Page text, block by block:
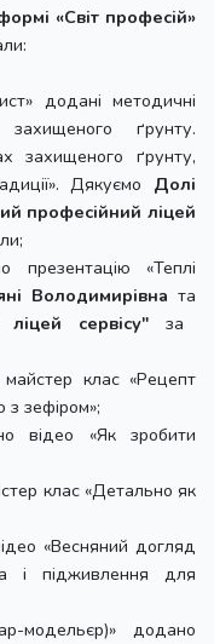
«Світ професій»
додані методичні
захищеного ґрунту.
захищеного ґрунту,
Дякуємо Долі
професійний ліцей
«Теплі
Володимирівна та
сервісу"за
клас «Рецепт
зефіром»;
відео «Як зробити
клас «Детально як
«Весняний догляд
і підживлення для
модельєр)» додано